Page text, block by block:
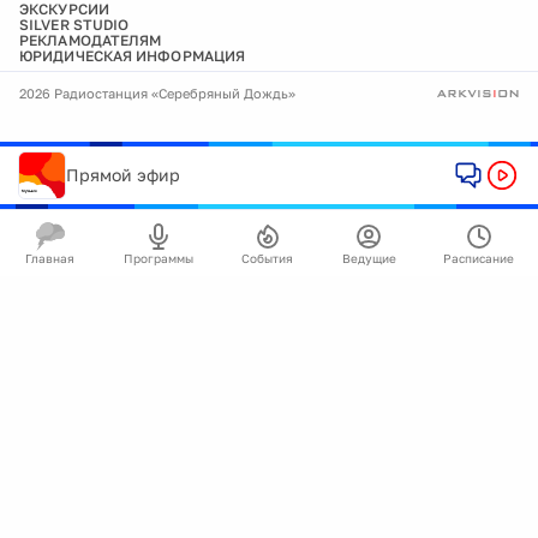
ЭКСКУРСИИ
SILVER STUDIO
РЕКЛАМОДАТЕЛЯМ
ЮРИДИЧЕСКАЯ ИНФОРМАЦИЯ
2026 Радиостанция «Серебряный Дождь»
Прямой эфир
Главная Программы События Ведущие Расписание